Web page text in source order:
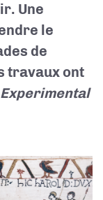
Une
le
de
travaux ont